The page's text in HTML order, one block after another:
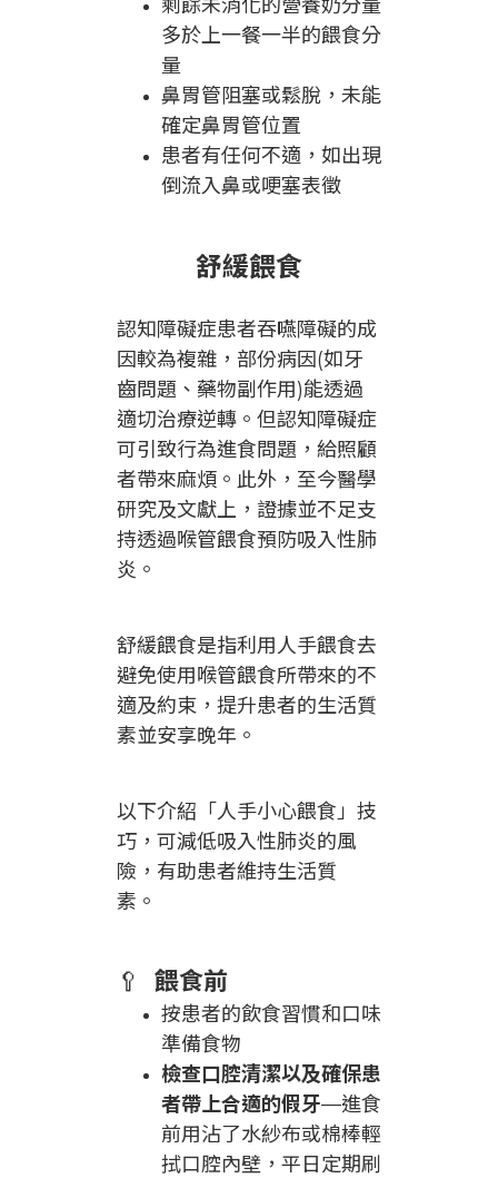
剩餘未消化的營養奶分量
多於上一餐一半的餵食分
量
鼻胃管阻塞或鬆脫，未能
確定鼻胃管位置
患者有任何不適，如出現
倒流入鼻或哽塞表徵
舒緩餵食
認知障礙症患者吞嚥障礙的成
因較為複雜，部份病因(如牙
齒問題、藥物副作用)能透過
適切治療逆轉。但認知障礙症
可引致行為進食問題，給照顧
者帶來麻煩。此外，至今醫學
研究及文獻上，證據並不足支
持透過喉管餵食預防吸入性肺
炎。
舒緩餵食是指利用人手餵食去
避免使用喉管餵食所帶來的不
適及約束，提升患者的生活質
素並安享晚年。
以下介紹「人手小心餵食」技
巧，可減低吸入性肺炎的風
險，有助患者維持生活質
素。
🥄 餵食前
按患者的飲食習慣和口味
準備食物
檢查口腔清潔以及確保患
者帶上合適的假牙—進食
前用沾了水紗布或棉棒輕
拭口腔內壁，平日定期刷